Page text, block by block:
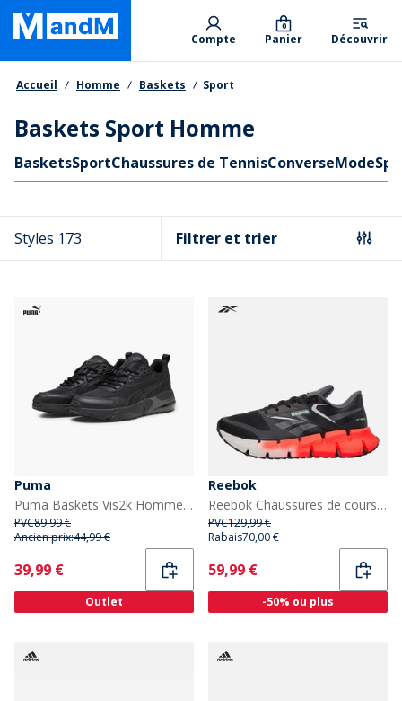
Skip
main
content
Primary departments
Compte Panier
0
Découvrir
Fil d'Ariane
Accueil Homme Baskets Sport
Baskets Sport Homme
Liens rapides
BasketsSportChaussures de TennisConverseMode
Styles 173 Filtrer et trier
Puma
Puma Baskets Vis2k Homme Puma Black
PVC89,99 €
Ancien prix:44,99 €
Current
39,99 €
Outlet
Reebok
Reebok Chaussures de course neutres FloatZig 1 Homme Noir/Gris/Blanc
PVC129,99 €
Rabais70,00 €
Current
59,99 €
-50% ou plus